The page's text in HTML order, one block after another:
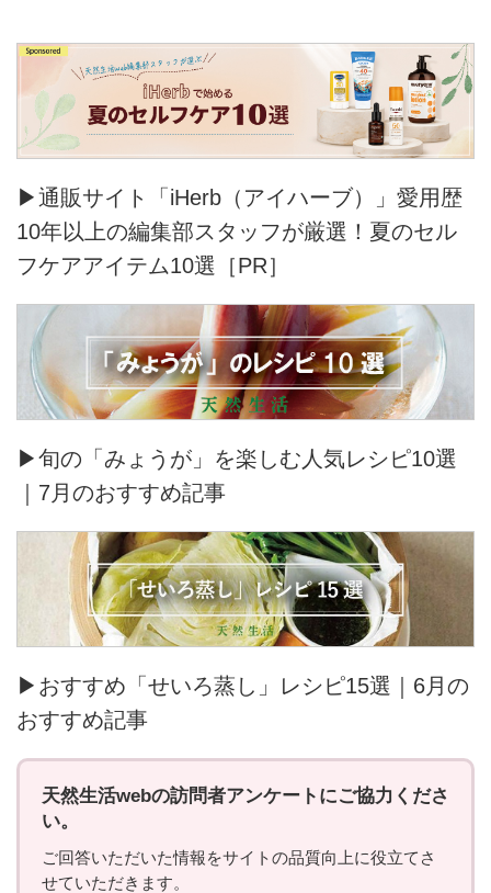
▶通販サイト「iHerb（アイハーブ）」愛用歴
10年以上の編集部スタッフが厳選！夏のセル
フケアアイテム10選［PR］
▶旬の「みょうが」を楽しむ人気レシピ10選
｜7月のおすすめ記事
▶おすすめ「せいろ蒸し」レシピ15選｜6月の
おすすめ記事